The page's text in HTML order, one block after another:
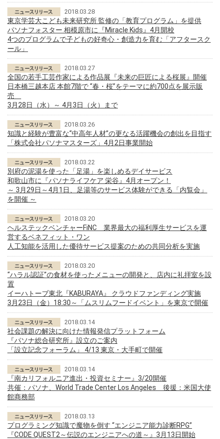
2018.03.28
東京学芸大こども未来研究所 監修の「教育プログラム」を提供
パソナフォスター 相模原市に『Miracle Kids』4月開校
4つのプログラムで子どもの好奇心・創造力を育む「アフタースク
ール」
2018.03.27
全国の若手工芸作家による作品展『未来の巨匠による桜展』開催
日本橋三越本店 本館7階で “春・桜”をテーマに約700点を展示販
売
3月28日（水）～ 4月3日（火）まで
2018.03.26
知識と経験が豊富な“中高年人材”の更なる活躍機会の創出を目指す
「株式会社パソナマスターズ」4月2日事業開始
2018.03.22
別府の泥湯を使った「足湯」を楽しめるデイサービス
和歌山市に『パソナライフケア 栄谷』4月オープン！
～ 3月29日～4月1日、足湯等のサービス体験ができる「内覧会」
を開催 ～
2018.03.20
ヘルステックベンチャーFiNC 業界最大の福利厚生サービスを運
営するベネフィット・ワン
人工知能を活用した優待サービス提案のための共同分析を実施
2018.03.20
“ハラル認証”の食材を使ったメニューの開発と、店内に礼拝室を設
置
イーハトーブ東北『KABURAYA』 クラウドファンディング実施
3月23日（金）18:30～「ムスリムフードイベント」を東京で開催
2018.03.14
社会課題の解決に向けた情報発信プラットフォーム
『パソナ総合研究所』設立のご案内
「設立記念フォーラム」 4/13 東京・大手町で開催
2018.03.14
『南カリフォルニア進出・投資セミナー』3/20開催
共催：パソナ、World Trade Center Los Angeles 後援：米国大使
館商務部
2018.03.13
プログラミング知識で魔物を倒す “エンジニア能力診断RPG”
『CODE QUEST2～伝説のエンジニアへの道～』3月13日開始